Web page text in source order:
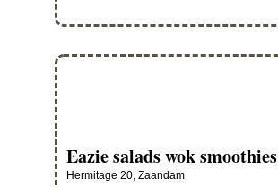
Eazie salads wok smoothies
Hermitage 20, Zaandam